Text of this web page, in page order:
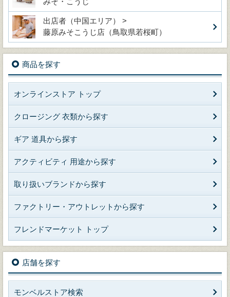
出店者（中国エリア） >
藤原みそこうじ店（鳥取県若桜町）
商品を探す
オンラインストア トップ
クロージング 衣類から探す
ギア 道具から探す
アクティビティ 用途から探す
取り扱いブランドから探す
ファクトリー・アウトレットから探す
フレンドマーケット トップ
店舗を探す
モンベルストア検索